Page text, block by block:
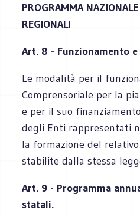
PROGRAMMA
REGIONALI
Art. 8 - Funzionamento
Le modalità per il
Comprensoriale per la
e per il suo
degli Enti rappresentati
la formazione del
stabilite dalla stessa
Art. 9 - Programma
statali.